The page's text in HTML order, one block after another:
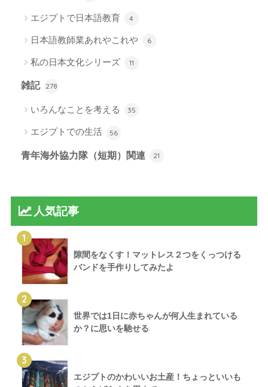
エジプトで日本語教育 4
日本語教師業あれやこれや 6
私の日本文化シリーズ 11
雑記 278
いろんなことを考える 35
エジプトでの生活 56
青年海外協力隊（短期）関連 21
人気記事
1
隙間をなくす！マットレス２つをくっつける
バンドを手作りしてみたよ
2
世界では1日に赤ちゃんが何人生まれている
か？に思いを馳せる
3
エジプトのかわいいお土産！ちょっといいも